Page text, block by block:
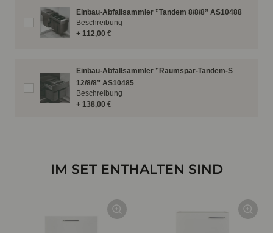
Einbau-Abfallsammler ”Tandem 8/8/8” AS10488
+ 112,00 €
Beschreibung
Einbau-Abfallsammler ”Raumspar-Tandem-S
12/8/8” AS10485
+ 138,00 €
Beschreibung
IM SET ENTHALTEN SIND